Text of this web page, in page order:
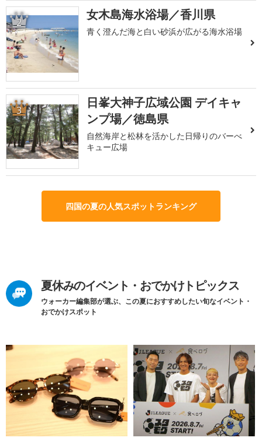
2 女木島海水浴場／香川県
青く澄んだ海と白い砂浜が広がる海水浴場
3
日峯大神子広域公園 デイキャ
ンプ場／徳島県
自然海岸と松林を活かした日帰りのバーべ
キュー広場
四国の夏の人気スポットランキング
夏休みのイベント・おでかけトピックス
ウォーカー編集部が選ぶ、この夏におすすめしたい旬なイベント・
おでかけスポット